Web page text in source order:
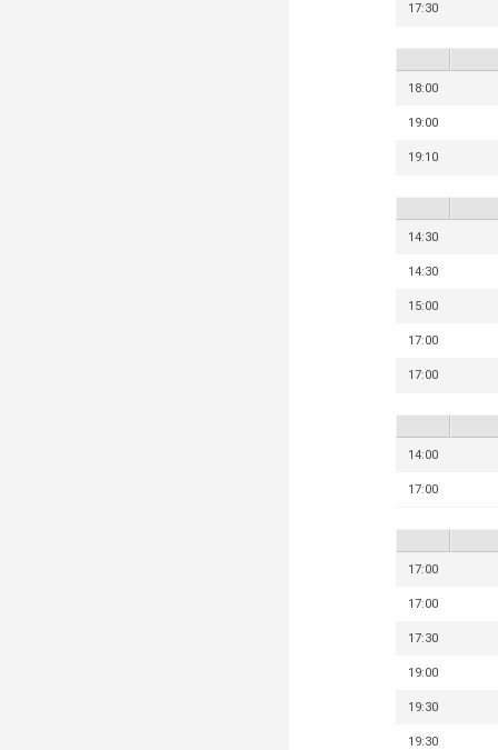
17:30
18:00
19:00
19:10
14:30
14:30
15:00
17:00
17:00
14:00
17:00
17:00
17:00
17:30
19:00
19:30
19:30